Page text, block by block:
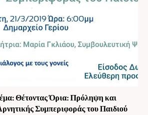
Θέτοντας Όρια: Πρόληψη και
Συμπεριφοράς του Παιδιού